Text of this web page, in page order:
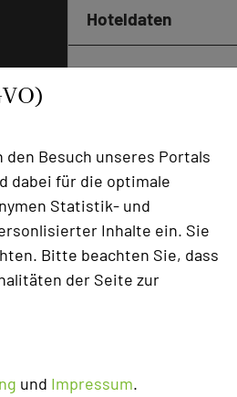
Besuch unseres Portals
dabei für die optimale
Statistik- und
Inhalte ein. Sie
Bitte beachten Sie, dass
der Seite zur
und Impressum.
Hoteldaten
Max.
Tagungsräume
Ausstellungsfläche
Zimmer
Doppelzimmer
Einzelzimmer
Besonders